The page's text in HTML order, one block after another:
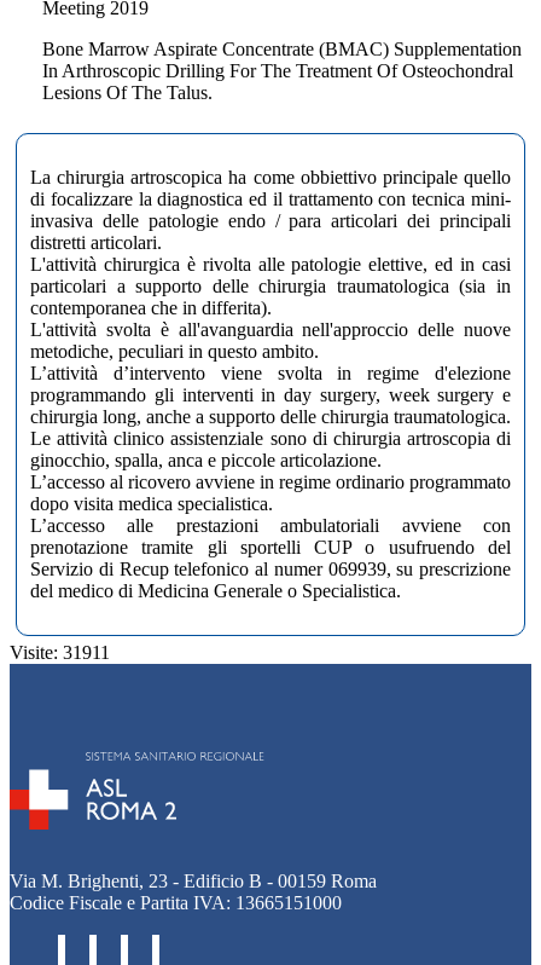
Meeting 2019
Bone Marrow Aspirate Concentrate (BMAC) Supplementation
In Arthroscopic Drilling For The Treatment Of Osteochondral
Lesions Of The Talus.
La chirurgia artroscopica ha come obbiettivo principale quello
di focalizzare la diagnostica ed il trattamento con tecnica mini-
invasiva delle patologie endo / para articolari dei principali
distretti articolari.
L'attività chirurgica è rivolta alle patologie elettive, ed in casi
particolari a supporto delle chirurgia traumatologica (sia in
contemporanea che in differita).
L'attività svolta è all'avanguardia nell'approccio delle nuove
metodiche, peculiari in questo ambito.
L’attività d’intervento viene svolta in regime d'elezione
programmando gli interventi in day surgery, week surgery e
chirurgia long, anche a supporto delle chirurgia traumatologica.
Le attività clinico assistenziale sono di chirurgia artroscopia di
ginocchio, spalla, anca e piccole articolazione.
L’accesso al ricovero avviene in regime ordinario programmato
dopo visita medica specialistica.
L’accesso alle prestazioni ambulatoriali avviene con
prenotazione tramite gli sportelli CUP o usufruendo del
Servizio di Recup telefonico al numer 069939, su prescrizione
del medico di Medicina Generale o Specialistica.
Visite: 31911
Via M. Brighenti, 23 - Edificio B - 00159 Roma
Codice Fiscale e Partita IVA: 13665151000